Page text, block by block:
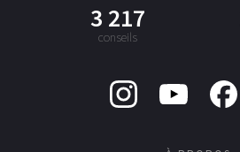
3 217
conseils